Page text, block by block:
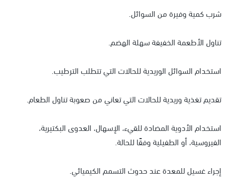
شرب كمية وفيرة من السوائل.
تناول الأطعمة الخفيفة سهلة الهضم.
استخدام السوائل الوريدية للحالات التي تتطلب الترطيب.
تقديم تغذية وريدية للحالات التي تعاني من صعوبة تناول الطعام.
استخدام الأدوية المضادة للقيء، الإسهال، العدوى البكتيرية،
الفيروسية، أو الطفيلية وفقًا للحالة.
إجراء غسيل للمعدة عند حدوث التسمم الكيميائي.